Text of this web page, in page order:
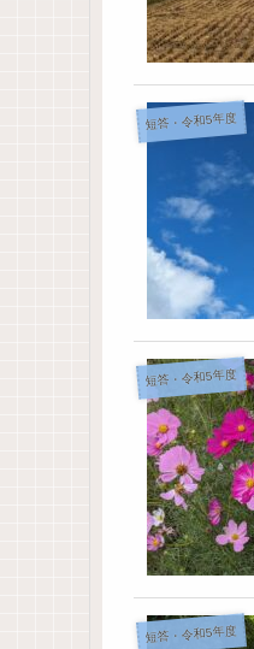
短答・令和5年度
短答・令和5年度
短答・令和5年度